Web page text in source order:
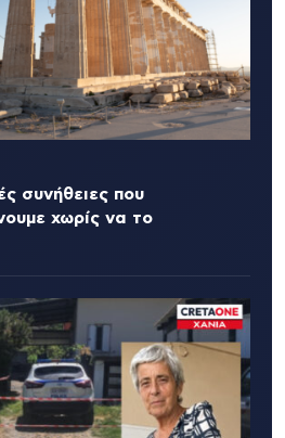
συνήθειες που
χωρίς να το